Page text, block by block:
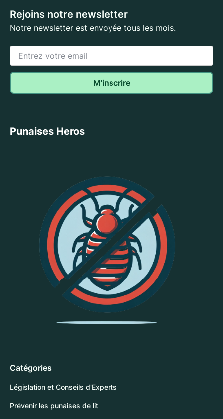
Rejoins notre newsletter
Notre newsletter est envoyée tous les mois.
Punaises Heros
Catégories
Législation et Conseils d'Experts
Prévenir les punaises de lit